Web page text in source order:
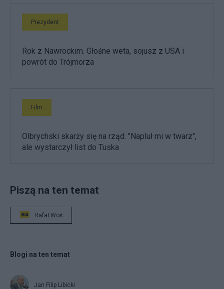
Prezydent
Rok z Nawrockim. Głośne weta, sojusz z USA i
powrót do Trójmorza
Film
Olbrychski skarży się na rząd. "Napluł mi w twarz",
ale wystarczył list do Tuska
Piszą na ten temat
Rafał Woś
Blogi na ten temat
Jan Filip Libicki